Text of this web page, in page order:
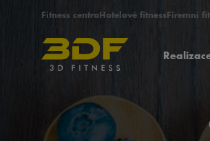
Fitness centra Hotelové fitness Firemní